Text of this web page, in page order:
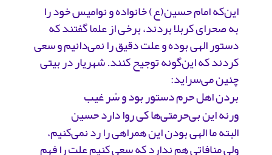
این‌که امام حسین(ع) خانواده و نوامیس خود را
به صحرای کربلا بردند، برخی از علما گفتند که
دستور الهی بوده و علت دقیق را نمی‌دانیم و سعی
کردند که این‌گونه توجیح کنند. شهریار در بیتی
چنین می‌سراید:
بردن اهل‌ حرم دستور بود و سّر غیب
ورنه این بی‌حرمتی‌ها کی روا دارد حسین
البته ما الهی بودن این همراهی را رد نمی‌کنیم،
ولی منافاتی هم ندارد که سعی کنیم علت را فهم